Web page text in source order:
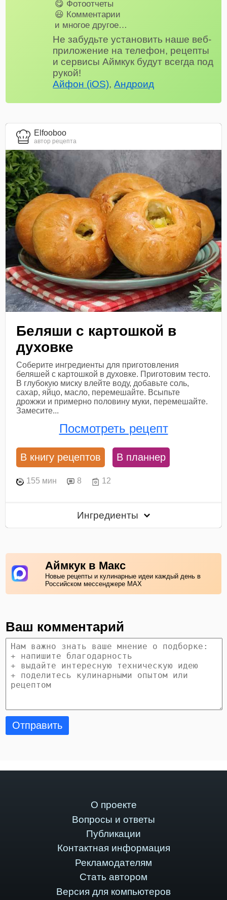
😋 Фотоотчеты
😃 Комментарии
и многое другое…
Не забудьте установить наше веб-
приложение на телефон, рецепты
и сервисы Аймкук будут всегда под
рукой!
Айфон (iOS),Андроид
Elfooboo
автор рецепта
Беляши с картошкой в
духовке
Соберите ингредиенты для приготовления
беляшей с картошкой в духовке. Приготовим тесто.
В глубокую миску влейте воду, добавьте соль,
сахар, яйцо, масло, перемешайте. Всыпьте
дрожжи и примерно половину муки, перемешайте.
Замесите...
Посмотреть рецепт
В книгу рецептов В планнер
155 мин 8 12
Ингредиенты
Аймкук в Макс
Новые рецепты и кулинарные идеи каждый день в
Российском мессенджере MAX
Ваш комментарий
Отправить
О проекте
Вопросы и ответы
Публикации
Контактная информация
Рекламодателям
Стать автором
Версия для компьютеров